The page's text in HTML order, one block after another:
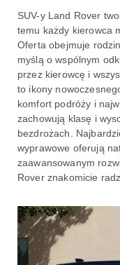
SUV-y Land Rover
temu każdy kierowca
Oferta obejmuje
myślą o wspólnym
przez kierowcę i
to ikony
komfort podróży i
zachowują klasę i
bezdrożach.
wyprawowe oferują
zaawansowanym
Rover znakomicie